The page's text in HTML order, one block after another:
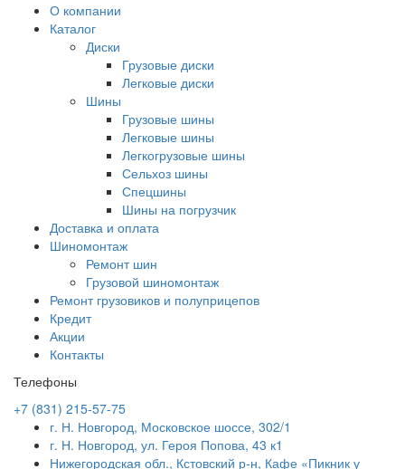
О компании
Каталог
Диски
Грузовые диски
Легковые диски
Шины
Грузовые шины
Легковые шины
Легкогрузовые шины
Сельхоз шины
Спецшины
Шины на погрузчик
Доставка и оплата
Шиномонтаж
Ремонт шин
Грузовой шиномонтаж
Ремонт грузовиков и полуприцепов
Кредит
Акции
Контакты
Телефоны
+7 (831) 215-57-75
г. Н. Новгород, Московское шоссе, 302/1
г. Н. Новгород, ул. Героя Попова, 43 к1
Нижегородская обл., Кстовский р-н, Кафе «Пикник у